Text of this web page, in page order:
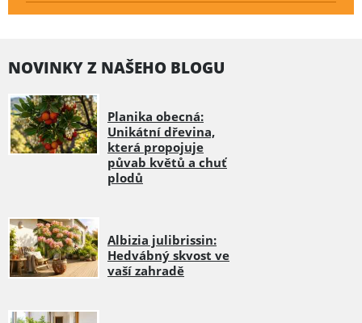
NOVINKY Z NAŠEHO BLOGU
Planika obecná:
Unikátní dřevina,
která propojuje
půvab květů a chuť
plodů
Albizia julibrissin:
Hedvábný skvost ve
vaší zahradě